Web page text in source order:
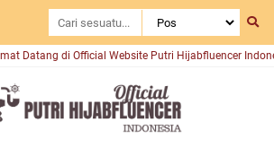
di Official Website Putri Hijabfluencer Indonesia